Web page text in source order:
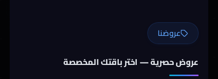
عروضنا
عروض حصرية — اختر باقتك المخصصة